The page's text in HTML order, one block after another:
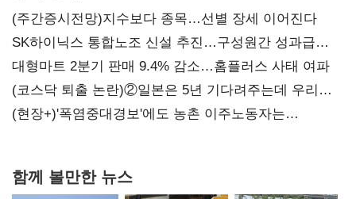
(주간증시전망)지수보다 종목…선별 장세 이어진다
SK하이닉스 통합노조 신설 추진…구성원간 성과급
불만 확산
대형마트 2분기 판매 9.4% 감소…홈플러스 사태 여파
(코스닥 퇴출 논란)②일본은 5년 기다려주는데 우리는
당장 퇴출?…시간만으론 부족한 코스닥 구하기
(현장+)'폭염중대경보'에도 농촌 이주노동자는
함께 볼만한 뉴스